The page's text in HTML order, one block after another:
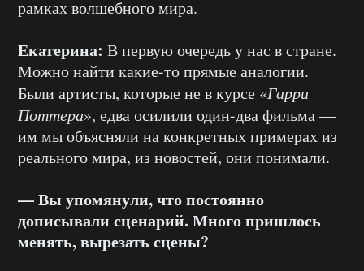
рамках волшебного мира.
Екатерина: В первую очередь у нас в стране.
Можно найти какие-то прямые аналогии.
Были артисты, которые не в курсе «Гарри
Поттера», едва осилили один-два фильма —
им мы объясняли на конкретных примерах из
реального мира, из новостей, они понимали.
— Вы упомянули, что постоянно
дописывали сценарий. Много пришлось
менять, вырезать сцены?